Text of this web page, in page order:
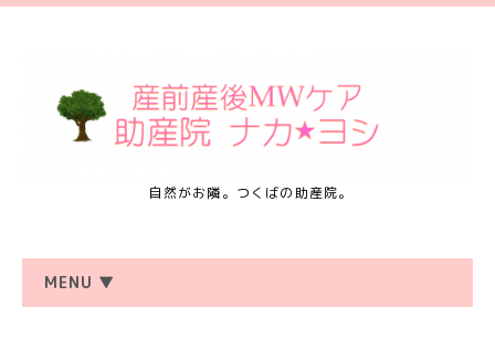
自然がお隣。つくばの助産院。
MENU ▼